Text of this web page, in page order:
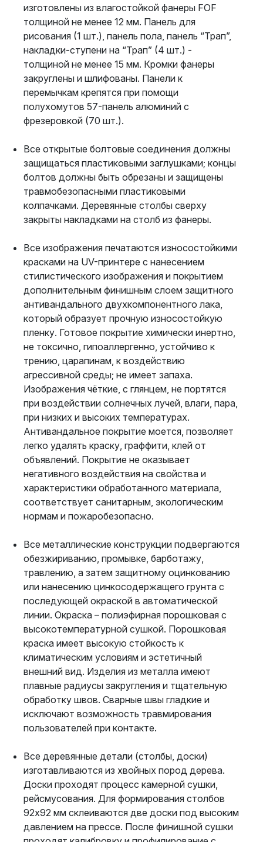
изготовлены из влагостойкой фанеры FOF
толщиной не менее 12 мм. Панель для
рисования (1 шт.), панель пола, панель “Трап”,
накладки-ступени на “Трап” (4 шт.) -
толщиной не менее 15 мм. Кромки фанеры
закруглены и шлифованы. Панели к
перемычкам крепятся при помощи
полухомутов 57-панель алюминий с
фрезеровкой (70 шт.).
Все открытые болтовые соединения должны
защищаться пластиковыми заглушками; концы
болтов должны быть обрезаны и защищены
травмобезопасными пластиковыми
колпачками. Деревянные столбы сверху
закрыты накладками на столб из фанеры.
Все изображения печатаются износостойкими
красками на UV-принтере с нанесением
стилистического изображения и покрытием
дополнительным финишным слоем защитного
антивандального двухкомпонентного лака,
который образует прочную износостойкую
пленку. Готовое покрытие химически инертно,
не токсично, гипоаллергенно, устойчиво к
трению, царапинам, к воздействию
агрессивной среды; не имеет запаха.
Изображения чёткие, с глянцем, не портятся
при воздействии солнечных лучей, влаги, пара,
при низких и высоких температурах.
Антивандальное покрытие моется, позволяет
легко удалять краску, граффити, клей от
объявлений. Покрытие не оказывает
негативного воздействия на свойства и
характеристики обработанного материала,
соответствует санитарным, экологическим
нормам и пожаробезопасно.
Все металлические конструкции подвергаются
обезжириванию, промывке, барботажу,
травлению, а затем защитному оцинкованию
или нанесению цинкосодержащего грунта с
последующей окраской в автоматической
линии. Окраска – полиэфирная порошковая с
высокотемпературной сушкой. Порошковая
краска имеет высокую стойкость к
климатическим условиям и эстетичный
внешний вид. Изделия из металла имеют
плавные радиусы закругления и тщательную
обработку швов. Сварные швы гладкие и
исключают возможность травмирования
пользователей при контакте.
Все деревянные детали (столбы, доски)
изготавливаются из хвойных пород дерева.
Доски проходят процесс камерной сушки,
рейсмусования. Для формирования столбов
92х92 мм склеиваются две доски под высоким
давлением на прессе. После финишной сушки